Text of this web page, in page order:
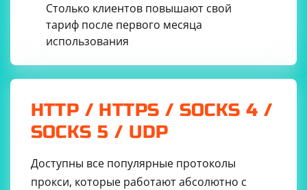
Столько клиентов повышают свой
тариф после первого месяца
использования
HTTP / HTTPS / SOCKS 4 /
SOCKS 5 / UDP
Доступны все популярные протоколы
прокси, которые работают абсолютно с